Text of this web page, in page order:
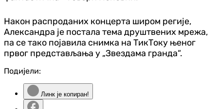
Након распроданих концерта широм регије,
Александра је постала тема друштвених мрежа,
па се тако појавила снимка на ТикТоку њеног
првог представљања у „Звездама гранда“.
Подијели:
Линк је копиран!